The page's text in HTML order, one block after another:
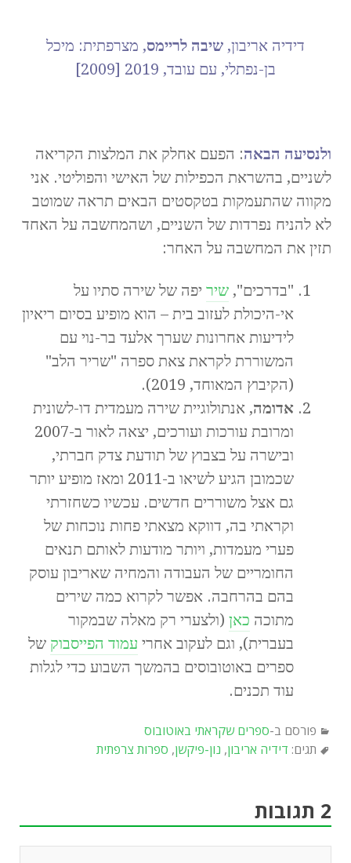
דידיה אריבון, שיבה לריימס, מצרפתית: מיכל
בן-נפתלי, עם עובד, 2019 [2009]
ולנסיעה הבאה: הפעם אחלק את המלצות הקריאה
לשניים, בהשראת הכפילות של האישי והפוליטי. אני
מקווה שהתעמקות בטקסטים הבאים תראה שמוטב
לא להניח נפרדות של השניים, ושהמחשבה על האחד
תזין את המחשבה על האחר:
"בדרכים", שיר יפה של שירה סתיו על
אי-היכולת לעזוב בית – הוא מופיע בסיום ריאיון
לידיעות אחרונות שערך אלעד בר-נוי עם
המשוררת לקראת צאת ספרה "שריר הלב"
(הקיבוץ המאוחד, 2019).
אדומה, אנתולוגיית שירה מעמדית דו-לשונית
ומרובת עורכות ועורכים, יצאה לאור ב-2007
ובישרה על בצבוץ של תודעת צדק חברתי,
שכמובן הגיע לשיאו ב-2011 ומאז מופיע יותר
גם אצל משוררים חדשים. עכשיו כשחזרתי
וקראתי בה, דווקא מצאתי פחות נוכחות של
פערי מעמדות, ויותר מודעות לאותם תנאים
החומריים של העבודה והמחיה שאריבון עוסק
בהם בהרחבה. אפשר לקרוא כמה שירים
מתוכה כאן (ולצערי רק מאלה שבמקור
בעברית), וגם לעקוב אחרי עמוד הפייסבוק של
ספרים באוטובוסים בהמשך השבוע כדי לגלות
עוד תכנים.
פורסם ב-ספרים שקראתי באוטובוס
תגים: דידיה אריבון, נון-פיקשן, ספרות צרפתית
2 תגובות